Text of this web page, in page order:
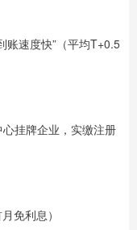
账速度快”（平均T+0.5
挂牌企业，实缴注册
免利息）